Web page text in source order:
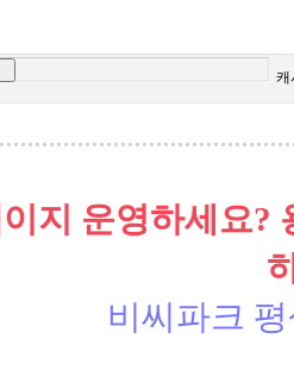
캐
지 운영하세요?
비씨파크